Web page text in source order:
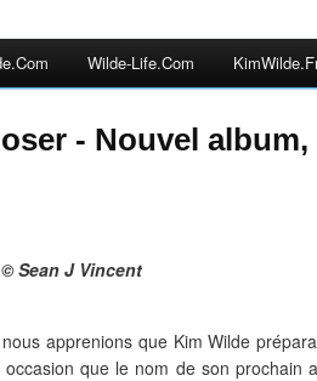
Wilde-Life.com
- Nouvel
Sean J Vincent
apprenions que Kim Wilde
que le nom de son prochain